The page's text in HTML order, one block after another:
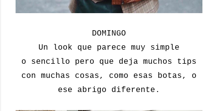
DOMINGO
Un look que parece muy simple
o sencillo pero que deja muchos tips
con muchas cosas, como esas botas, o
ese abrigo diferente.